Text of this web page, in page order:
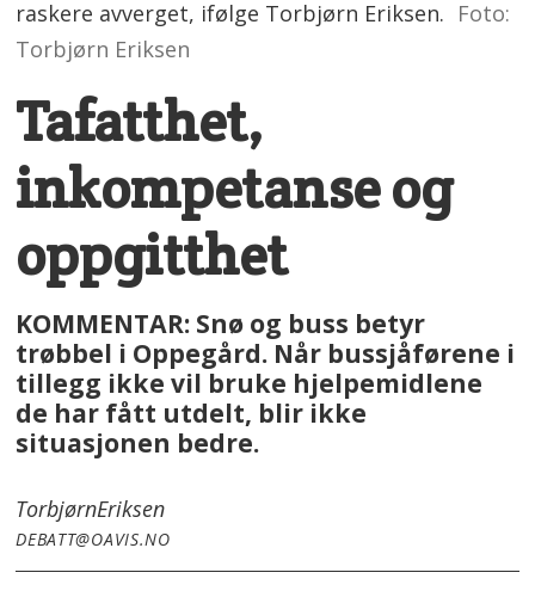
raskere avverget, ifølge Torbjørn Eriksen. Foto:
Torbjørn Eriksen
Tafatthet,
inkompetanse og
oppgitthet
KOMMENTAR: Snø og buss betyr
trøbbel i Oppegård. Når bussjåførene i
tillegg ikke vil bruke hjelpemidlene
de har fått utdelt, blir ikke
situasjonen bedre.
TorbjørnEriksen
DEBATT@OAVIS.NO